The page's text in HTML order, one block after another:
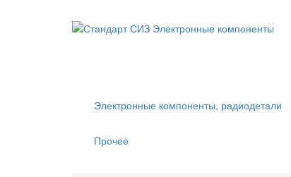
Электронные компоненты, радиодетали
Прочее